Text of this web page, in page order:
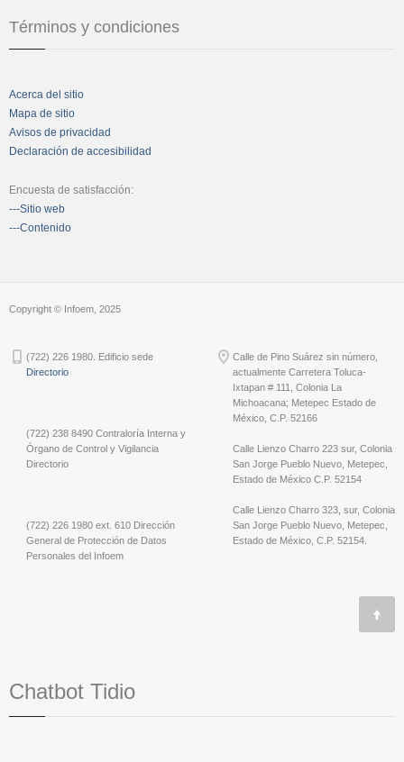
Términos y condiciones
Acerca del sitio
Mapa de sitio
Avisos de privacidad
Declaración de accesibilidad
Encuesta de satisfacción:
---Sitio web
---Contenido
Copyright © Infoem, 2025
(722) 226 1980. Edificio sede
Directorio
(722) 238 8490 Contraloría Interna y
Órgano de Control y Vigilancia
Directorio
(722) 226 1980 ext. 610 Dirección
General de Protección de Datos
Personales del Infoem
Calle de Pino Suárez sin número,
actualmente Carretera Toluca-
Ixtapan # 111, Colonia La
Michoacana; Metepec Estado de
México, C.P. 52166
Calle Lienzo Charro 223 sur, Colonia
San Jorge Pueblo Nuevo, Metepec,
Estado de México C.P. 52154
Calle Lienzo Charro 323, sur, Colonia
San Jorge Pueblo Nuevo, Metepec,
Estado de México, C.P. 52154.
Chatbot Tidio